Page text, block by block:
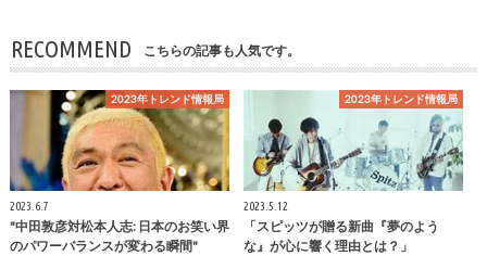
RECOMMEND こちらの記事も人気です。
2023年トレンド情報局
2023.6.7
"中田敦彦対松本人志: 日本のお笑い界
のパワーバランスが変わる瞬間"
2023年トレンド情報局
2023.5.12
「スピッツが贈る新曲『夢のよう
な』が心に響く理由とは？」